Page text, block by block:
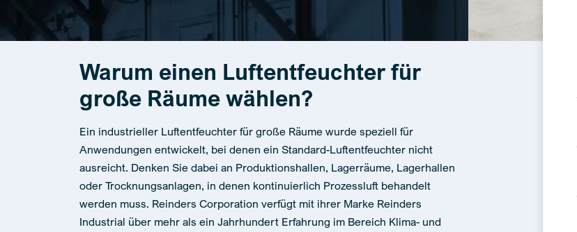
Warum einen Luftentfeuchter für
große Räume wählen?
Ein industrieller Luftentfeuchter für große Räume wurde speziell für
Anwendungen entwickelt, bei denen ein Standard-Luftentfeuchter nicht
ausreicht. Denken Sie dabei an Produktionshallen, Lagerräume, Lagerhallen
oder Trocknungsanlagen, in denen kontinuierlich Prozessluft behandelt
werden muss. Reinders Corporation verfügt mit ihrer Marke Reinders
Industrial über mehr als ein Jahrhundert Erfahrung im Bereich Klima- und